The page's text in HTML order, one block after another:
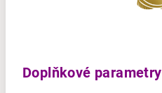
Doplňkové parametry